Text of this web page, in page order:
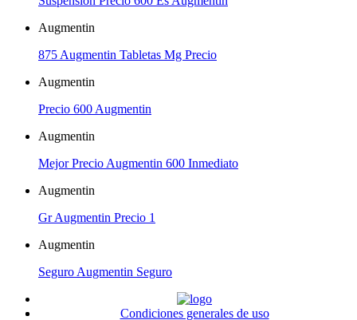
Augmentin
875 Augmentin Tabletas Mg Precio
Augmentin
Precio 600 Augmentin
Augmentin
Mejor Precio Augmentin 600 Inmediato
Augmentin
Gr Augmentin Precio 1
Augmentin
Seguro Augmentin Seguro
Condiciones generales de uso